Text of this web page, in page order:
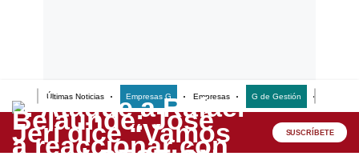
Últimas Noticias Empresas G Empresas G de Gestión
Lo último
Peru Quiosco SUSCRÍBETE